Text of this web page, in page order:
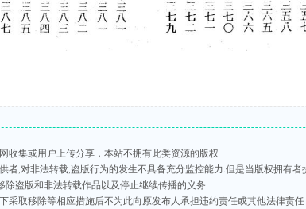
收集或用户上传分享，本站不拥有此类资源的版权
者,对非法转载,盗版行为的发生不具备充分监控能力.但是当版权拥有
除盗版和非法转载作品以及停止继续传播的义务
采取移除等相应措施后不为此向原发布人承担违约责任或其他法律责